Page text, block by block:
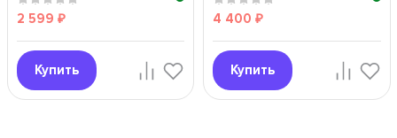
2 599 ₽
Купить
4 400 ₽
Купить